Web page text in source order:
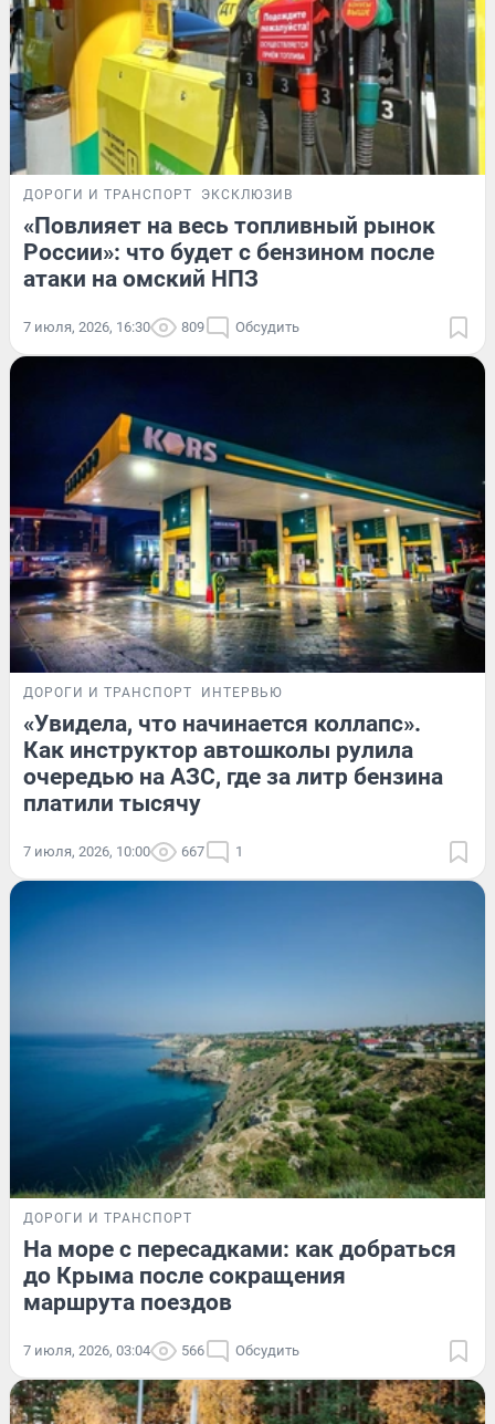
ДОРОГИ И ТРАНСПОРТ ЭКСКЛЮЗИВ
«Повлияет на весь топливный рынок
России»: что будет с бензином после
атаки на омский НПЗ
7 июля, 2026, 16:30 809 Обсудить
ДОРОГИ И ТРАНСПОРТ ИНТЕРВЬЮ
«Увидела, что начинается коллапс».
Как инструктор автошколы рулила
очередью на АЗС, где за литр бензина
платили тысячу
7 июля, 2026, 10:00 667 1
ДОРОГИ И ТРАНСПОРТ
На море с пересадками: как добраться
до Крыма после сокращения
маршрута поездов
7 июля, 2026, 03:04 566 Обсудить